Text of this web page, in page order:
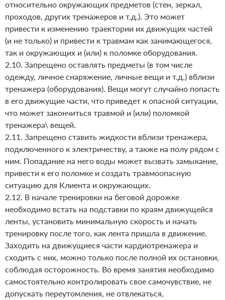
относительно окружающих предметов (стен, зеркал,
проходов, других тренажеров и т.д.). Это может
привести к изменению траектории их движущих частей
(и не только) и привести к травмам как занимающегося,
так и окружающих и (или) к поломке оборудования.
2.10. Запрещено оставлять предметы (в том числе
одежду, личное снаряжение, личные вещи и т.д.) вблизи
тренажера (оборудования). Вещи могут случайно попасть
в его движущие части, что приведет к опасной ситуации,
что может закончиться травмой и (или) поломкой
тренажера\ вещей.
2.11. Запрещено ставить жидкости вблизи тренажера,
подключенного к электричеству, а также на полу рядом с
ним. Попадание на него воды может вызвать замыкание,
привести к его поломке и создать травмоопасную
ситуацию для Клиента и окружающих.
2.12. В начале тренировки на беговой дорожке
необходимо встать на подставки по краям движущейся
ленты, установить минимальную скорость и начать
тренировку после того, как лента пришла в движение.
Заходить на движущиеся части кардиотренажера и
сходить с них, можно только после полной их остановки,
соблюдая осторожность. Во время занятия необходимо
самостоятельно контролировать свое самочувствие, не
допускать переутомления, не отвлекаться,